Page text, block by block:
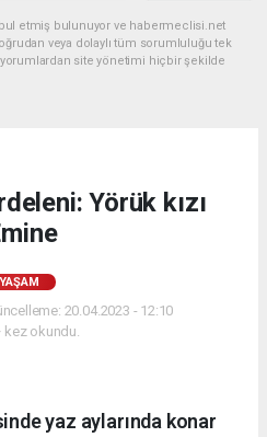
etmiş bulunuyor ve habermeclisi.net
veya dolaylı tüm sorumluluğu tek
yorumlardan site yönetimi hiçbir şekilde
Yörük kızı
YAŞAM
20.04.2023 - 12:10
kez okundu.
yaz aylarında konar